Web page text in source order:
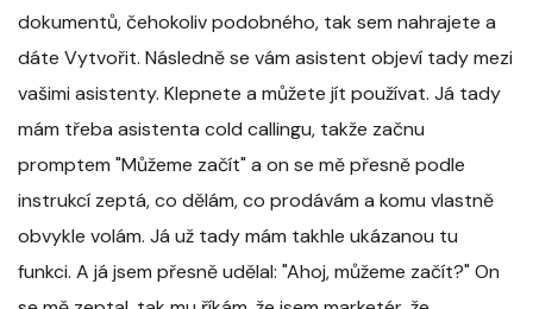
dokumentů, čehokoliv podobného, tak sem nahrajete a
dáte Vytvořit. Následně se vám asistent objeví tady mezi
vašimi asistenty. Klepnete a můžete jít používat. Já tady
mám třeba asistenta cold callingu, takže začnu
promptem "Můžeme začít" a on se mě přesně podle
instrukcí zeptá, co dělám, co prodávám a komu vlastně
obvykle volám. Já už tady mám takhle ukázanou tu
funkci. A já jsem přesně udělal: "Ahoj, můžeme začít?" On